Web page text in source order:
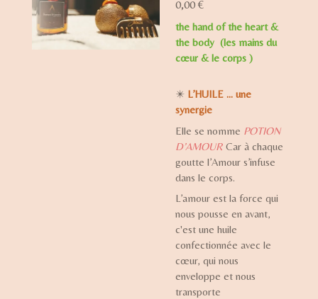
0,00 €
the hand of the heart &
the body (les mains du
cœur & le corps)
✴️ L’HUILE … une
synergie
Elle se nomme POTION
D’AMOUR Car à chaque
goutte l’Amour s’infuse
dans le corps.
L’amour est la force qui
nous pousse en avant,
c'est une huile
confectionnée avec le
cœur, qui nous
enveloppe et nous
transporte